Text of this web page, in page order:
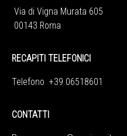
Via di Vigna Murata 605
00143 Roma
RECAPITI TELEFONICI
Telefono +39 06518601
CONTATTI